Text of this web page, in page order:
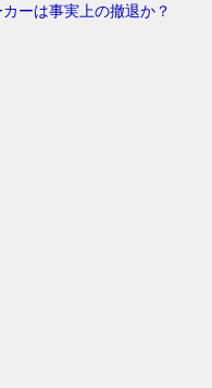
ーは事実上の撤退か？